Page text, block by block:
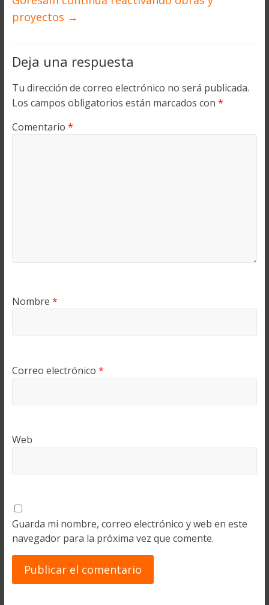
proyectos →
Deja una respuesta
Tu dirección de correo electrónico no será publicada.
Los campos obligatorios están marcados con *
Comentario *
Nombre *
Correo electrónico *
Web
Guarda mi nombre, correo electrónico y web en este
navegador para la próxima vez que comente.